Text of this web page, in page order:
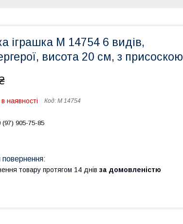
іграшка M 14754 6 видів,
висота 20 см, з присоскою
наявності Код: M 14754
(97) 905-75-85
товару протягом 14 днів за домовленістю